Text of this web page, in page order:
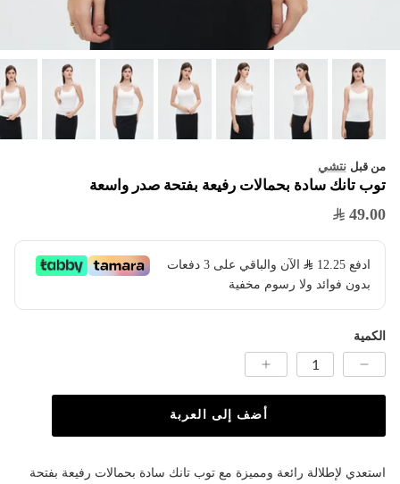
من قبل نتشي
توب تانك سادة بحمالات رفيعة بفتحة صدر واسعة
49.00
ادفع 12.25
​ الآن والباقي على 3 دفعات
بدون فوائد ولا رسوم مخفية
الكمية
أضف إلى العربة
استعدي لإطلالة رائعة ومميزة مع توب تانك سادة بحمالات رفيعة بفتحة